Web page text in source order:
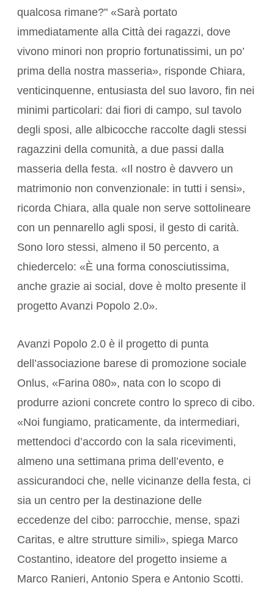
qualcosa rimane?" «Sarà portato
immediatamente alla Città dei ragazzi, dove
vivono minori non proprio fortunatissimi, un po’
prima della nostra masseria», risponde Chiara,
venticinquenne, entusiasta del suo lavoro, fin nei
minimi particolari: dai fiori di campo, sul tavolo
degli sposi, alle albicocche raccolte dagli stessi
ragazzini della comunità, a due passi dalla
masseria della festa. «Il nostro è davvero un
matrimonio non convenzionale: in tutti i sensi»,
ricorda Chiara, alla quale non serve sottolineare
con un pennarello agli sposi, il gesto di carità.
Sono loro stessi, almeno il 50 percento, a
chiedercelo: «È una forma conosciutissima,
anche grazie ai social, dove è molto presente il
progetto Avanzi Popolo 2.0».
Avanzi Popolo 2.0 è il progetto di punta
dell’associazione barese di promozione sociale
Onlus, «Farina 080», nata con lo scopo di
produrre azioni concrete contro lo spreco di cibo.
«Noi fungiamo, praticamente, da intermediari,
mettendoci d’accordo con la sala ricevimenti,
almeno una settimana prima dell’evento, e
assicurandoci che, nelle vicinanze della festa, ci
sia un centro per la destinazione delle
eccedenze del cibo: parrocchie, mense, spazi
Caritas, e altre strutture simili», spiega Marco
Costantino, ideatore del progetto insieme a
Marco Ranieri, Antonio Spera e Antonio Scotti.